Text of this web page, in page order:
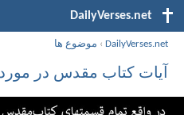
DailyVerses.net
DailyVerses.net
› موضوع ها
آیات کتاب مقدس در مورد